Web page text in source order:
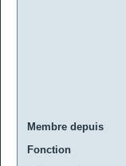
Membre depuis
Fonction